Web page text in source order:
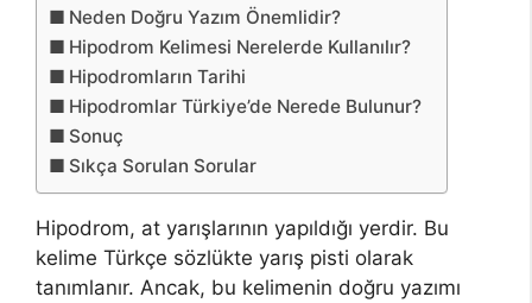
Neden Doğru Yazım Önemlidir?
Hipodrom Kelimesi Nerelerde Kullanılır?
Hipodromların Tarihi
Hipodromlar Türkiye’de Nerede Bulunur?
Sonuç
Sıkça Sorulan Sorular
Hipodrom, at yarışlarının yapıldığı yerdir. Bu
kelime Türkçe sözlükte yarış pisti olarak
tanımlanır. Ancak, bu kelimenin doğru yazımı